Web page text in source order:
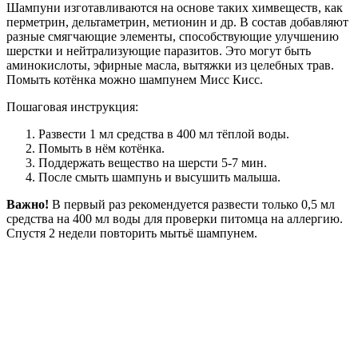
Шампуни изготавливаются на основе таких химвеществ, как
перметрин, дельтаметрин, метионин и др. В состав добавляют
разные смягчающие элементы, способствующие улучшению
шерстки и нейтрализующие паразитов. Это могут быть
аминокислоты, эфирные масла, вытяжки из целебных трав.
Помыть котёнка можно шампунем Мисс Кисс.
Пошаговая инструкция:
Развести 1 мл средства в 400 мл тёплой воды.
Помыть в нём котёнка.
Поддержать вещество на шерсти 5-7 мин.
После смыть шампунь и высушить малыша.
Важно! В первый раз рекомендуется развести только 0,5 мл
средства на 400 мл воды для проверки питомца на аллергию.
Спустя 2 недели повторить мытьё шампунем.